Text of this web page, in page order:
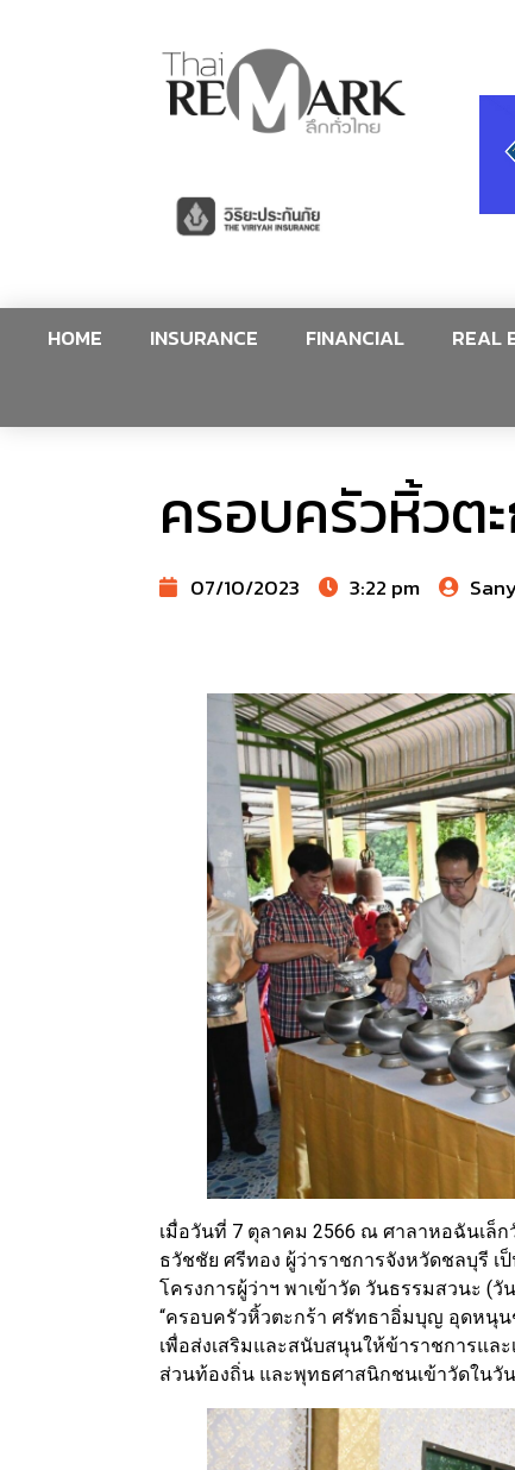
HOME INSURANCE FINANCIAL REAL
ครอบครัวหิ้ว
07/10/2023 3:22 pm
เมื่อวันที่ 7 ตุลาคม 2566 ณ ศาลาหอฉันเล็
ธวัชชัย ศรีทอง ผู้ว่าราชการจังหวัดชลบุรี
โครงการผู้ว่าฯ พาเข้าวัด วันธรรมสวนะ (
“ครอบครัวหิ้วตะกร้า ศรัทธาอิ่มบุญ อุดหนุ
เพื่อส่งเสริมและสนับสนุนให้ข้าราชการแ
ส่วนท้องถิ่น และพุทธศาสนิกชนเข้าวัดในวั